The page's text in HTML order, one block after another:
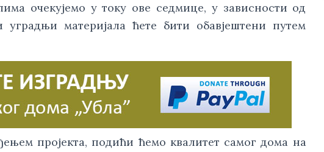
очекујемо у току ове седмице, у зависности од
материјала ћете бити обавјештени путем
пројекта, подићи ћемо квалитет самог дома на